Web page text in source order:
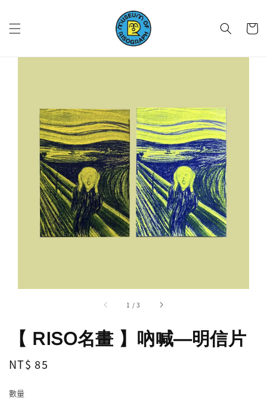
1 /3
【 RISO名畫 】吶喊—明信片
Regular
NT$ 85
數量